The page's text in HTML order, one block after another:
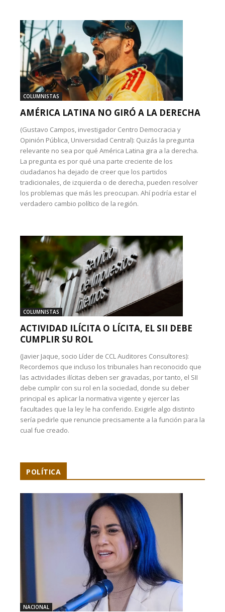
COLUMNISTAS
AMÉRICA LATINA NO GIRÓ A LA DERECHA
(Gustavo Campos, investigador Centro Democracia y
Opinión Pública, Universidad Central): Quizás la pregunta
relevante no sea por qué América Latina gira a la derecha.
La pregunta es por qué una parte creciente de los
ciudadanos ha dejado de creer que los partidos
tradicionales, de izquierda o de derecha, pueden resolver
los problemas que más les preocupan. Ahí podría estar el
verdadero cambio político de la región.
COLUMNISTAS
ACTIVIDAD ILÍCITA O LÍCITA, EL SII DEBE
CUMPLIR SU ROL
(Javier Jaque, socio Líder de CCL Auditores Consultores):
Recordemos que incluso los tribunales han reconocido que
las actividades ilícitas deben ser gravadas, por tanto, el SII
debe cumplir con su rol en la sociedad, donde su deber
principal es aplicar la normativa vigente y ejercer las
facultades que la ley le ha conferido. Exigirle algo distinto
sería pedirle que renuncie precisamente a la función para la
cual fue creado.
POLÍTICA
NACIONAL